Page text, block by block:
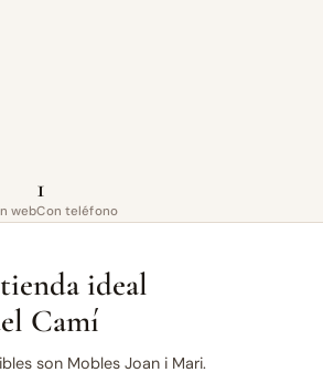
web
1
Con teléfono
ideal
Camí
son Mobles Joan i Mari.